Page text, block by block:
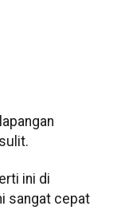
ini di
sangat cepat